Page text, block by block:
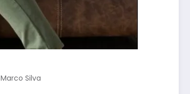
Marco Silva